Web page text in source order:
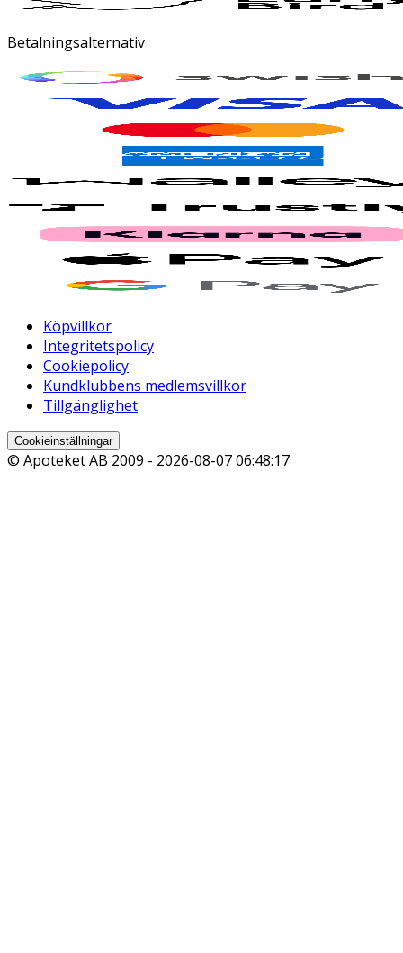
Betalningsalternativ
Köpvillkor
Integritetspolicy
Cookiepolicy
Kundklubbens medlemsvillkor
Tillgänglighet
Cookieinställningar
© Apoteket AB 2009 - 2026-08-07 06:48:17